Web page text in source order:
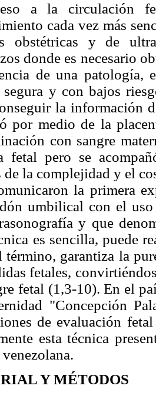
a la circulación
cada vez más
obstétricas y de
donde es necesario
de una patología,
segura y con bajos
la información
por medio de la
con sangre
fetal pero se
de la complejidad y el
la primera
umbilical con el
y que
es sencilla, puede
término, garantiza la
fetales,
fetal (1,3-10). En el
"Concepción
de evaluación
esta técnica
Y MÉTODOS